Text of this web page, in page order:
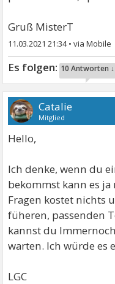
Gruß MisterT
11.03.2021 21:34•
10 Antworten ↓
Catalie
Mitglied
Hello,
Ich denke, wenn du
bekommst kann es ja
Fragen kostet nichts
füheren, passenden
kannst du
warten. Ich würde es
LGC